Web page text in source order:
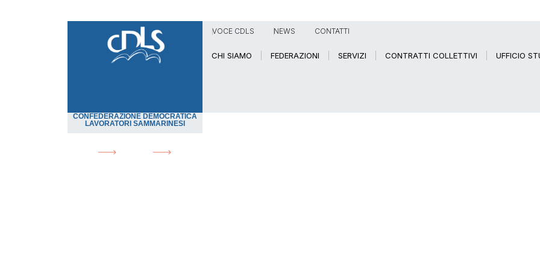
VOCE CDLS NEWS CONTATTI
CHI SIAMO FEDERAZIONI SERVIZI CONTRATTI COLLETTIVI UFFICIO
CONFEDERAZIONE DEMOCRATICA
LAVORATORI SAMMARINESI